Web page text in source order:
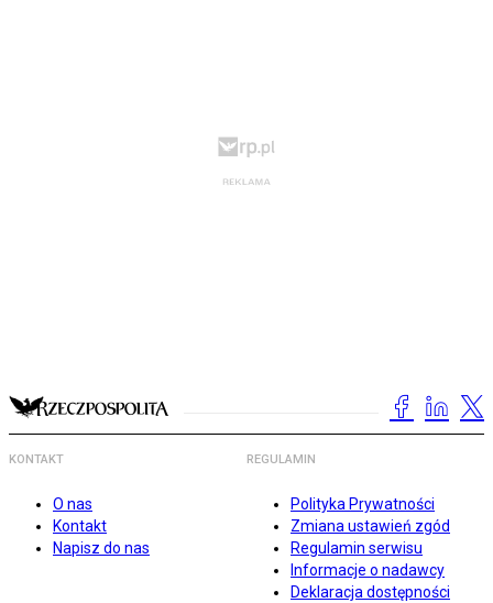
KONTAKT
O nas
Kontakt
Napisz do nas
REGULAMIN
Polityka Prywatności
Zmiana ustawień zgód
Regulamin serwisu
Informacje o nadawcy
Deklaracja dostępności